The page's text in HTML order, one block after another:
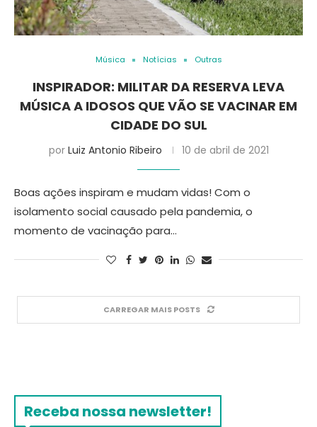
Música Notícias Outras
INSPIRADOR: MILITAR DA RESERVA LEVA
MÚSICA A IDOSOS QUE VÃO SE VACINAR EM
CIDADE DO SUL
por Luiz Antonio Ribeiro 10 de abril de 2021
Boas ações inspiram e mudam vidas! Com o
isolamento social causado pela pandemia, o
momento de vacinação para…
CARREGAR MAIS POSTS
Receba nossa newsletter!